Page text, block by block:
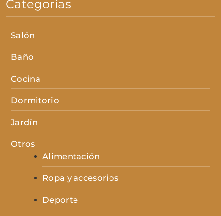
Categorías
Salón
Baño
Cocina
Dormitorio
Jardín
Otros
Alimentación
Ropa y accesorios
Deporte